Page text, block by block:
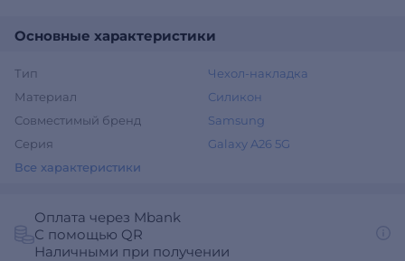
Основные характеристики
Тип
Чехол-накладка
Материал
Силикон
Совместимый бренд
Samsung
Серия
Galaxy A26 5G
Все характеристики
Оплата через Mbank
С помощью QR
Наличными при получении